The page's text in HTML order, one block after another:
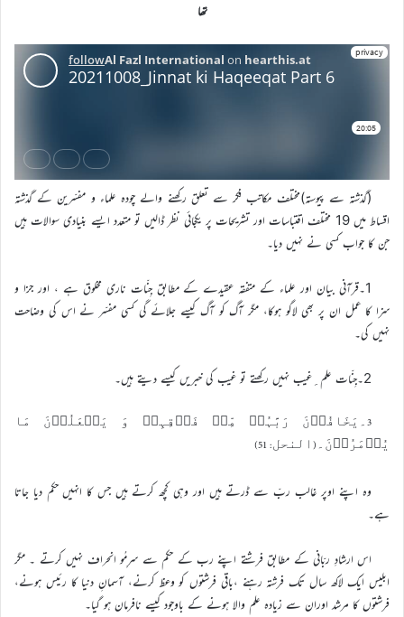
تھا
(گذشتہ سے پیوستہ)مختلف مکاتب فکر سے تعلق رکھنے والے چودہ علماء و مفسّرین کے گذشتہ
اقساط میں 19 مختلف اقتباسات اور تشریحات پر یکجائی نظر ڈالیں تو متعدد ایسے بنیادی سوالات ہیں
جن کا جواب کسی نے نہیں دیا۔
1۔قرآنی بیان اور علماء کے متفقہ عقیدے کے مطابق جِنّات ناری مخلوق ہے ، اور جزا و
سزا کا عمل ان پر بھی لاگو ہوکا، مگر آگ کو آگ کیسے جلائے گی کسی مفسّر نے اس کی وضاحت
نہیں کی۔
2۔جِنّات علم ِغیب نہیں رکھتے تو غیب کی خبریں کیسے دیتے ہیں۔
3۔یَخَافُوۡنَ رَبَّہُمۡ مِّنۡ فَوۡقِہِمۡ وَ یَفۡعَلُوۡنَ مَا
یُؤۡمَرُوۡنَ۔(النحل: 51)
وہ اپنے اوپر غالب ربّ سے ڈرتے ہیں اور وہی کچھ کرتے ہیں جس کا انہیں حکم دیا جاتا
ہے۔
اس ارشادِ ربّانی کے مطابق فرشتے اپنے رب کے حکم سے سرِمُو انحراف نہیں کرتے ۔ مگر
ابلیس ایک لاکھ سال تک فرشتہ رہنے ،باقی فرشتوں کو وعظ کرنے، آسمانِ دنیا کا رئیس ہونے،
فرشتوں کا مرشد اوران سے زیادہ علم والا ہونے کے باوجود کیسے نافرمان ہو گیا۔